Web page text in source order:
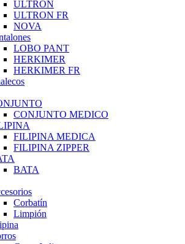
ULTRON
ULTRON FR
NOVA
LOBO PANT
HERKIMER
HERKIMER FR
CONJUNTO MEDICO
FILIPINA MEDICA
FILIPINA ZIPPER
BATA
Corbatín
Limpión